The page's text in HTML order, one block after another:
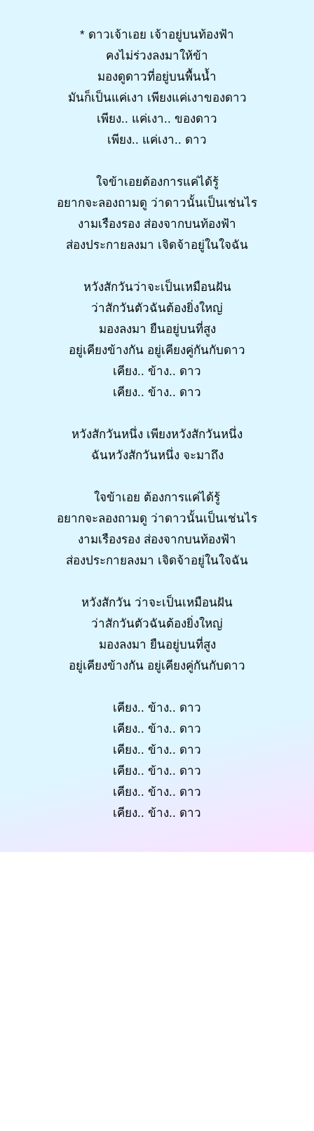
* ดาวเจ้าเอย เจ้าอยู่บนท้องฟ้า
คงไม่ร่วงลงมาให้ข้า
มองดูดาวที่อยู่บนพื้นน้ำ
มันก็เป็นแค่เงา เพียงแค่เงาของดาว
เพียง.. แค่เงา.. ของดาว
เพียง.. แค่เงา.. ดาว
ใจข้าเอยต้องการแค่ได้รู้
อยากจะลองถามดู ว่าดาวนั้นเป็นเช่นไร
งามเรืองรอง ส่องจากบนท้องฟ้า
ส่องประกายลงมา เจิดจ้าอยู่ในใจฉัน
หวังสักวันว่าจะเป็นเหมือนฝัน
ว่าสักวันตัวฉันต้องยิ่งใหญ่
มองลงมา ยืนอยู่บนที่สูง
อยู่เคียงข้างกัน อยู่เคียงคู่กันกับดาว
เคียง.. ข้าง.. ดาว
เคียง.. ข้าง.. ดาว
หวังสักวันหนึ่ง เพียงหวังสักวันหนึ่ง
ฉันหวังสักวันหนึ่ง จะมาถึง
ใจข้าเอย ต้องการแค่ได้รู้
อยากจะลองถามดู ว่าดาวนั้นเป็นเช่นไร
งามเรืองรอง ส่องจากบนท้องฟ้า
ส่องประกายลงมา เจิดจ้าอยู่ในใจฉัน
หวังสักวัน ว่าจะเป็นเหมือนฝัน
ว่าสักวันตัวฉันต้องยิ่งใหญ่
มองลงมา ยืนอยู่บนที่สูง
อยู่เคียงข้างกัน อยู่เคียงคู่กันกับดาว
เคียง.. ข้าง.. ดาว
เคียง.. ข้าง.. ดาว
เคียง.. ข้าง.. ดาว
เคียง.. ข้าง.. ดาว
เคียง.. ข้าง.. ดาว
เคียง.. ข้าง.. ดาว